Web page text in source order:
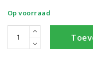
Op voorraad